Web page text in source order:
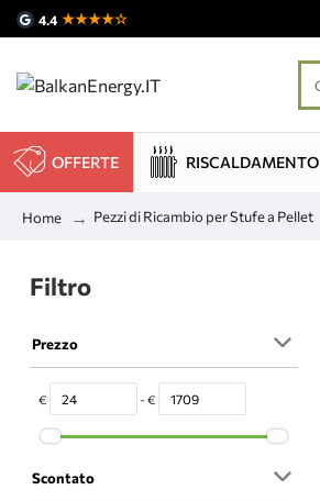
4.4 ★★★★☆
OFFERTE RISCALDAMENTO
Home Pezzi di Ricambio per Stufe a Pellet
Filtro
Prezzo
€ - €
Scontato